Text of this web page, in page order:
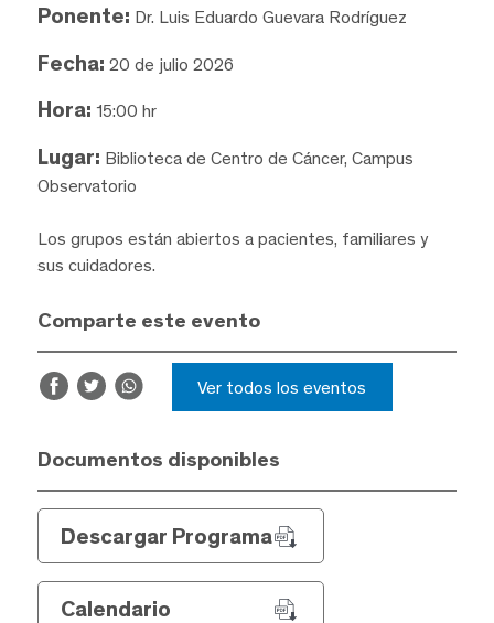
Ponente: Dr. Luis Eduardo Guevara Rodríguez
Fecha: 20 de julio 2026
Hora: 15:00 hr
Lugar: Biblioteca de Centro de Cáncer, Campus
Observatorio
Los grupos están abiertos a pacientes, familiares y
sus cuidadores.
Comparte este evento
Ver todos los eventos
Documentos disponibles
Descargar Programa
Calendario